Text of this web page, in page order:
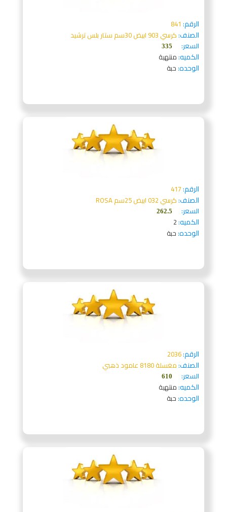
الرقم: 841
الصنف:كرسي 903 ابيض 30سم ستار بلس ترشيد
السعر:
335
الكميه:منتهية
الوحده:حبة
الرقم:417
الصنف:كرسي 032 ابيض 25سم ROSA
السعر:
262.5
الكميه:2
الوحده:حبة
الرقم:2036
الصنف:مغسلة 8180 عامود ذهبي
السعر:
610
الكميه:منتهية
الوحده:حبة